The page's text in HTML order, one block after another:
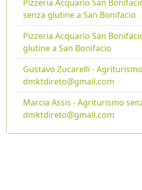
Pizzeria Acquario San
senza glutine a San Bonifacio
Pizzeria Acquario San
glutine a San Bonifacio
Gustavo Zucarelli -
dmktdireto@gmail.com
Marcia Assis - Agriturismo
dmktdireto@gmail.com